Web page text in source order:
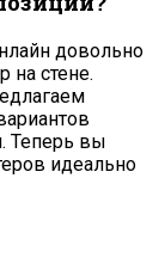
довольно
на стене.
Теперь вы
идеально